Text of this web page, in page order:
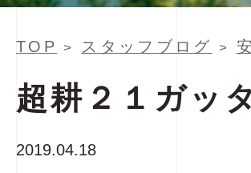
TOP > スタッフブログ >
超耕２１ガッ
2019.04.18